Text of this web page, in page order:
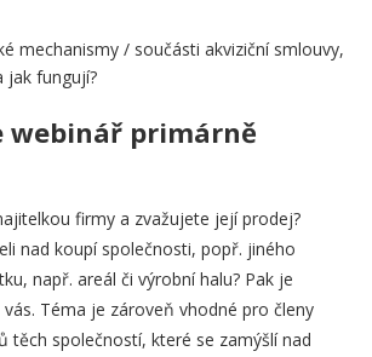
mechanismy / součásti akviziční smlouvy,
jak fungují?
webinář primárně
firmy a zvažujete její prodej?
nad koupí společnosti, popř. jiného
např. areál či výrobní halu? Pak je
Téma je zároveň vhodné pro členy
těch společností, které se zamýšlí nad